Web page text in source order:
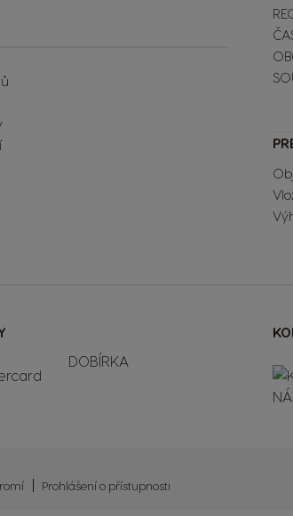
DOBÍRKA
Prohlášení o přístupnosti